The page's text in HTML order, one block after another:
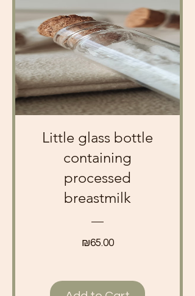
Little glass bottle
containing
processed
breastmilk
₪65.00Price